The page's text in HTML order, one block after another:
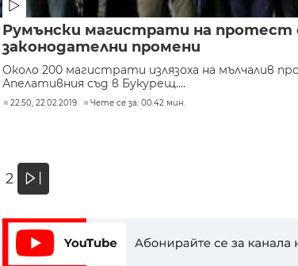
Румънски магистрати на протест
законодателни промени
Около 200 магистрати излязоха на мълчалив
Апелативния съд в Букурещ....
22:50, 22.02.2019 Чете се за: 00:42 мин.
2 »